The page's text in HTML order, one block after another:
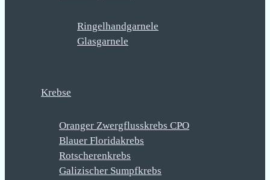
Ringelhandgarnele
Glasgarnele
Krebse
Oranger Zwergflusskrebs CPO
Blauer Floridakrebs
Rotscherenkrebs
Galizischer Sumpfkrebs